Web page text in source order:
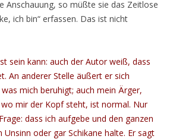
Anschauung, so müßte sie das Zeitlose
ich bin“ erfassen. Das ist nicht
sein kann: auch der Autor weiß, dass
An anderer Stelle äußert er sich
mich beruhigt; auch mein Ärger,
mir der Kopf steht, ist normal. Nur
dass ich aufgebe und den ganzen
oder gar Schikane halte. Er sagt